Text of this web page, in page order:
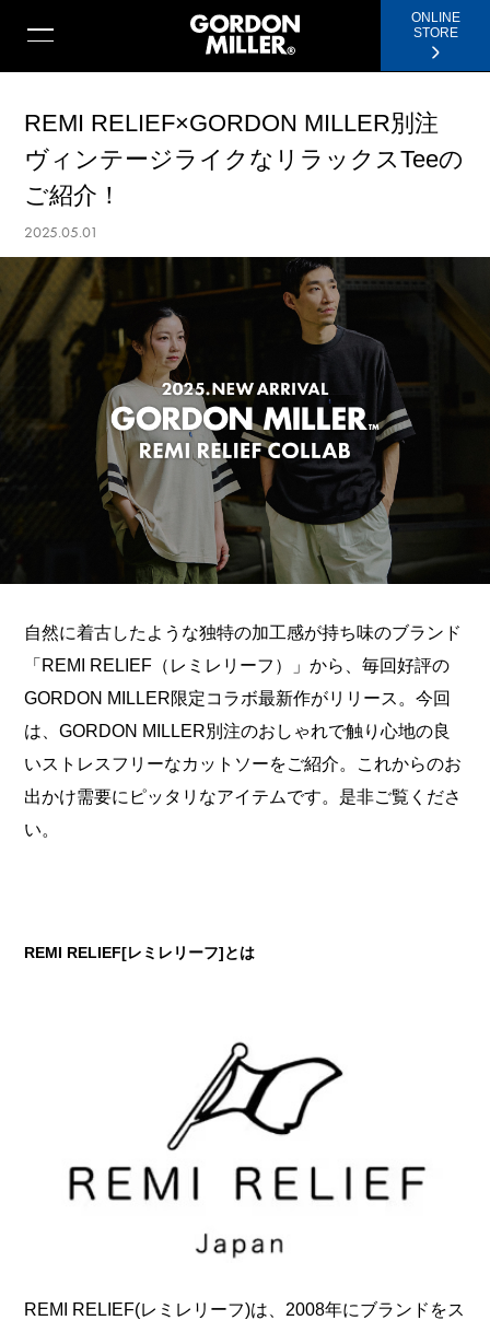
ONLINE
STORE
REMI RELIEF×GORDON MILLER別注
ヴィンテージライクなリラックスTeeの
ご紹介！
2025.05.01
自然に着古したような独特の加工感が持ち味のブランド
「REMI RELIEF（レミレリーフ）」から、毎回好評の
GORDON MILLER限定コラボ最新作がリリース。今回
は、GORDON MILLER別注のおしゃれで触り心地の良
いストレスフリーなカットソーをご紹介。これからのお
出かけ需要にピッタリなアイテムです。是非ご覧くださ
い。
REMI RELIEF[レミレリーフ]とは
REMI RELIEF(レミレリーフ)は、2008年にブランドをス